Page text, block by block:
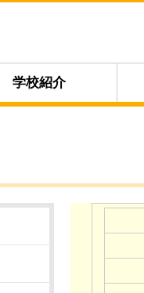
学校紹介